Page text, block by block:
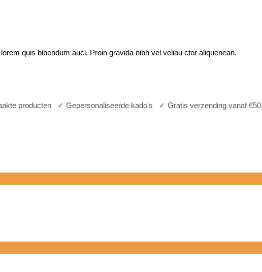
quis bibendum auci. Proin gravida nibh vel veliau ctor aliquenean.
producten ✓ Gepersonaliseerde kado's ✓ Gratis verzending vanaf